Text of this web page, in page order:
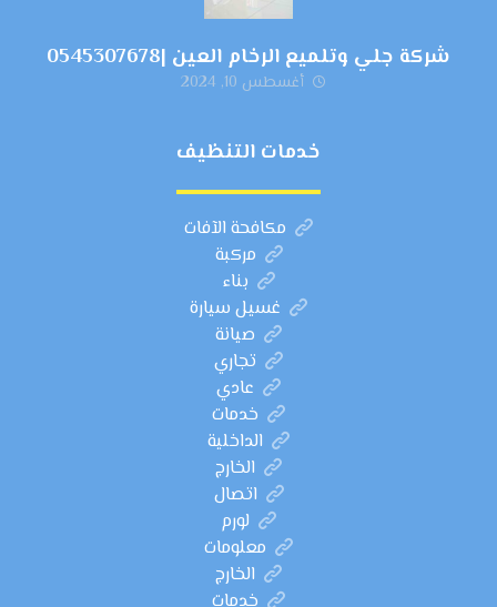
شركة جلي وتلميع الرخام العين |0545307678
أغسطس 10, 2024
خدمات التنظيف
مكافحة الآفات
مركبة
بناء
غسيل سيارة
صيانة
تجاري
عادي
خدمات
الداخلية
الخارج
اتصال
لورم
معلومات
الخارج